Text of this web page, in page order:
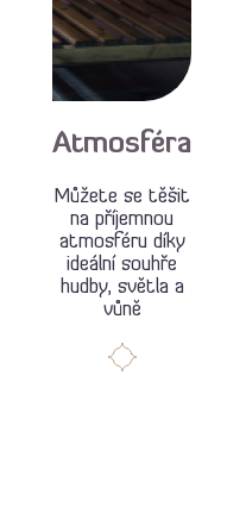
Atmosféra
Můžete se těšit
na příjemnou
atmosféru díky
ideální souhře
hudby, světla a
vůně